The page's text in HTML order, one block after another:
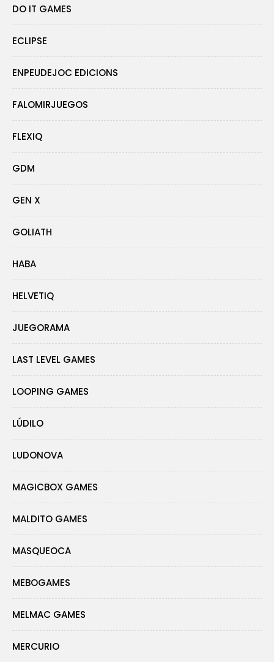
DO IT GAMES
ECLIPSE
ENPEUDEJOC EDICIONS
FALOMIRJUEGOS
FLEXIQ
GDM
GEN X
GOLIATH
HABA
HELVETIQ
JUEGORAMA
LAST LEVEL GAMES
LOOPING GAMES
LÚDILO
LUDONOVA
MAGICBOX GAMES
MALDITO GAMES
MASQUEOCA
MEBOGAMES
MELMAC GAMES
MERCURIO